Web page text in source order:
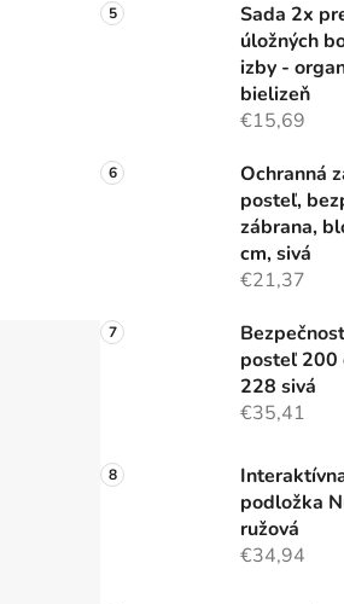
Sada 2x
úložných
izby -
bielizeň
€15,69
Ochranná
posteľ,
zábrana,
cm, sivá
€21,37
posteľ 200
228 sivá
€35,41
podložka
ružová
€34,94